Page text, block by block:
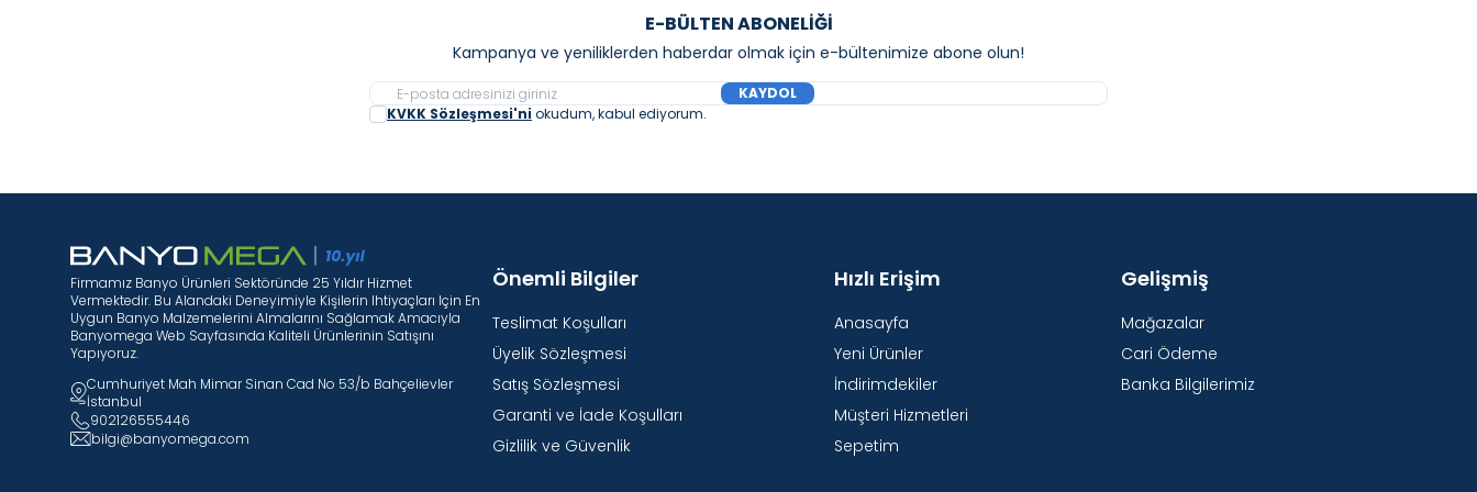
E-BÜLTEN ABONELIĞI
Kampanya ve yeniliklerden haberdar olmak için e-bültenimize abone olun!
KAYDOL
KVKK Sözleşmesi'ni okudum, kabul ediyorum.
Firmamız Banyo Ürünleri Sektöründe 25 Yıldır Hizmet
Vermektedir. Bu Alandaki Deneyimiyle Kişilerin Ihtiyaçları Için En
Uygun Banyo Malzemelerini Almalarını Sağlamak Amacıyla
Banyomega Web Sayfasında Kaliteli Ürünlerinin Satışını
Yapıyoruz.
Cumhuriyet Mah Mimar Sinan Cad No 53/b Bahçelievler
İstanbul
902126555446
bilgi@banyomega.com
Önemli Bilgiler
Teslimat Koşulları
Üyelik Sözleşmesi
Satış Sözleşmesi
Garanti ve İade Koşulları
Gizlilik ve Güvenlik
Hızlı Erişim
Anasayfa
Yeni Ürünler
İndirimdekiler
Müşteri Hizmetleri
Sepetim
Gelişmiş
Mağazalar
Cari Ödeme
Banka Bilgilerimiz